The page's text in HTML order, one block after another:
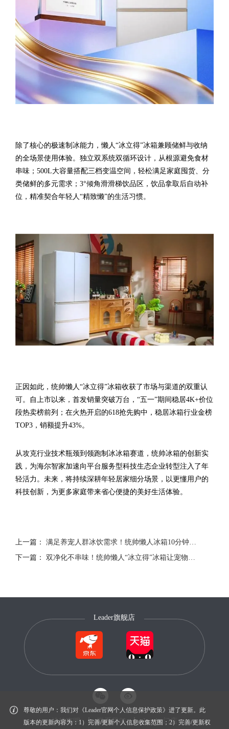
除了核心的极速制冰能力，懒人“冰立得”冰箱兼顾储鲜与收纳
的全场景使用体验。独立双系统双循环设计，从根源避免食材
串味；500L大容量搭配三档变温空间，轻松满足家庭囤货、分
类储鲜的多元需求；3°倾角滑滑梯饮品区，饮品拿取后自动补
位，精准契合年轻人“精致懒”的生活习惯。
正因如此，统帅懒人“冰立得”冰箱收获了市场与渠道的双重认
可。自上市以来，首发销量突破万台，“五一”期间稳居4K+价位
段热卖榜前列；在火热开启的618抢先购中，稳居冰箱行业金榜
TOP3，销额提升43%。
从攻克行业技术瓶颈到领跑制冰冰箱赛道，统帅冰箱的创新实
践，为海尔智家加速向平台服务型科技生态企业转型注入了年
轻活力。未来，将持续深耕年轻居家细分场景，以更懂用户的
科技创新，为更多家庭带来省心便捷的美好生活体验。
上一篇：
满足养宠人群冰饮需求！统帅懒人冰箱10分钟“冰立得”
下一篇：
尊敬的用户：我们对《Leader官网个人信息保护政策》进了更新。此
版本的更新内容为：1）完善/更新个人信息收集范围；2）完善/更新权
Leader旗舰店
法律声明 联系我们 Leader门店